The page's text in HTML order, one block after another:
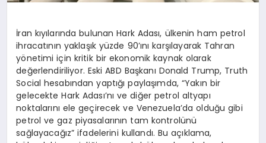
İran kıyılarında bulunan Hark Adası, ülkenin ham petrol
ihracatının yaklaşık yüzde 90’ını karşılayarak Tahran
yönetimi için kritik bir ekonomik kaynak olarak
değerlendiriliyor. Eski ABD Başkanı Donald Trump, Truth
Social hesabından yaptığı paylaşımda, “Yakın bir
gelecekte Hark Adası’nı ve diğer petrol altyapı
noktalarını ele geçirecek ve Venezuela’da olduğu gibi
petrol ve gaz piyasalarının tam kontrolünü
sağlayacağız” ifadelerini kullandı. Bu açıklama,